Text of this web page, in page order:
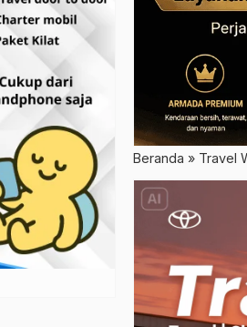
Beranda » Travel